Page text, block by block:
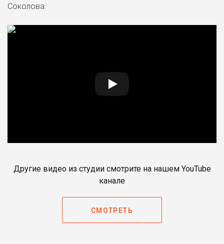
Соколова.
Другие видео из студии смотрите на нашем YouTube
канале
СМОТРЕТЬ